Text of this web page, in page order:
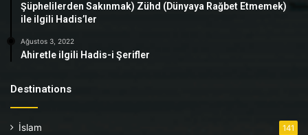
Şüphelilerden Sakınmak) Zühd (Dünyaya Rağbet Etmemek)
ile ilgili Hadis’ler
Ağustos 3, 2022
Ahiretle ilgili Hadis-i Şerifler
Destinations
İslam 141